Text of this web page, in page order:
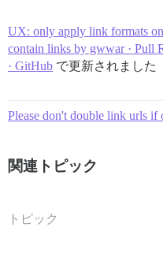
UX: only apply link formats
contain links by gwwar · Pull
· GitHub で更新されました
Please don't double link urls if
関連トピック
トピック